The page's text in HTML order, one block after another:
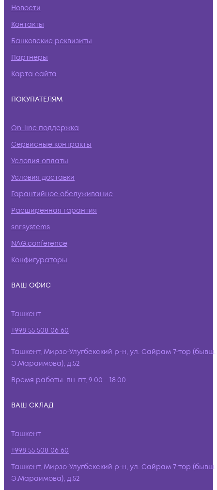
Новости
Контакты
Банковские реквизиты
Партнеры
Карта сайта
ПОКУПАТЕЛЯМ
On-line поддержка
Сервисные контракты
Условия оплаты
Условия доставки
Гарантийное обслуживание
Расширенная гарантия
snr.systems
NAG.conference
Конфигураторы
ВАШ ОФИС
Ташкент
+998 55 508 06 60
Ташкент, Мирзо-Улугбекский р-н, ул. Сайрам 7-тор (бывш.
Э.Мараимова), д.52
Время работы: пн-пт, 9:00 - 18:00
ВАШ СКЛАД
Ташкент
+998 55 508 06 60
Ташкент, Мирзо-Улугбекский р-н, ул. Сайрам 7-тор (бывш.
Э.Мараимова), д.52